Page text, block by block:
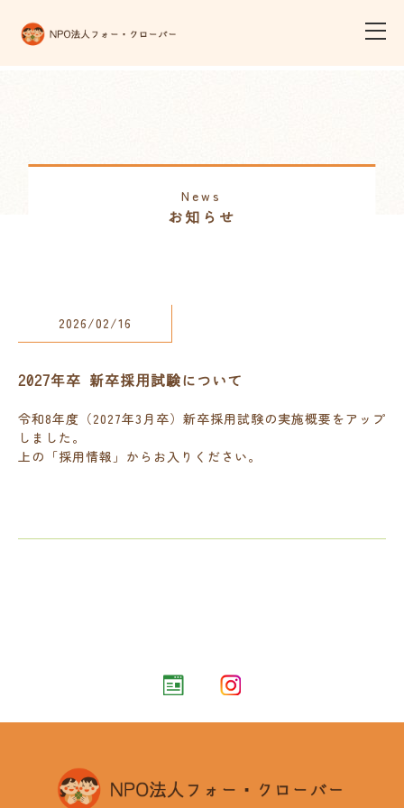
News
お知らせ
2026/02/16
2027年卒 新卒採用試験について
令和8年度（2027年3月卒）新卒採用試験の実施概要をアップ
しました。
上の「採用情報」からお入りください。